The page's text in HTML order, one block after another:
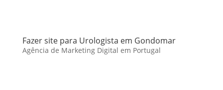
Fazer site para Urologista em Gondomar
Agência de Marketing Digital em Portugal